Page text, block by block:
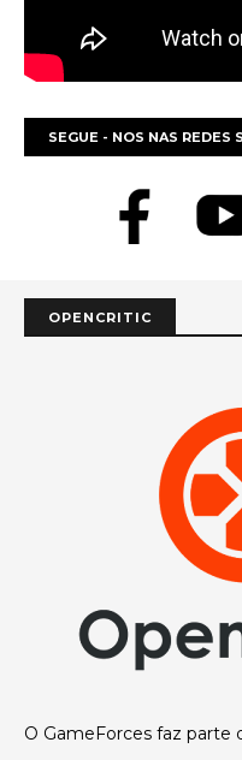
SEGUE - NOS NAS REDES
OPENCRITIC
O GameForces faz parte